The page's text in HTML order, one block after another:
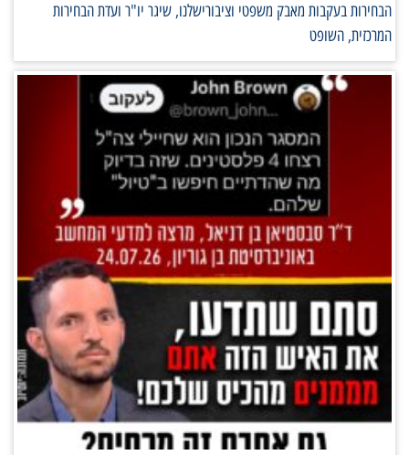
הבחירות בעקבות מאבק משפטי וציבורישלנו, שיגר יו"ר ועדת הבחירות
המרכזית, השופט